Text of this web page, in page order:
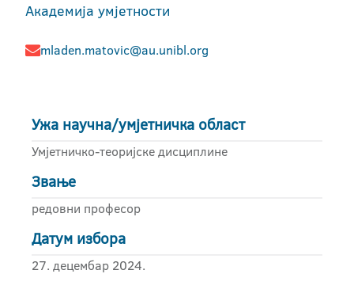
Академија умјетности
mladen.matovic@au.unibl.org
Ужа научна/умјетничка област
Умјетничко-теоријске дисциплине
Звање
редовни професор
Датум избора
27. децембар 2024.